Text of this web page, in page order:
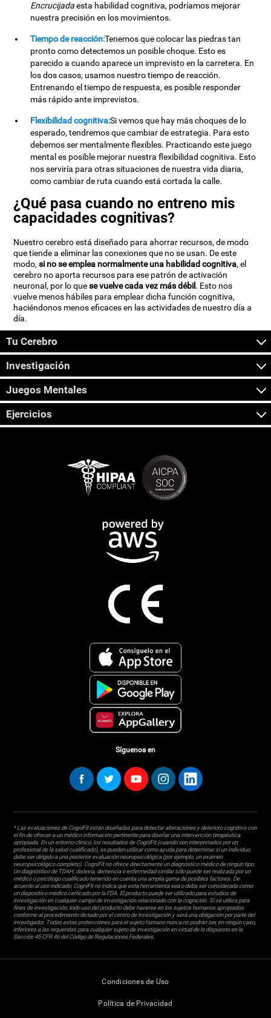
Encrucijadaesta habilidad cognitiva, podríamos mejorar
nuestra precisión en los movimientos.
Tiempo de reacción:Tenemos que colocar las piedras tan
pronto como detectemos un posible choque. Esto es
parecido a cuando aparece un imprevisto en la carretera. En
los dos casos, usamos nuestro tiempo de reacción.
Entrenando el tiempo de respuesta, es posible responder
más rápido ante imprevistos.
Flexibilidad cognitiva:Si vemos que hay más choques de lo
esperado, tendremos que cambiar de estrategia. Para esto
debemos ser mentalmente flexibles. Practicando este juego
mental es posible mejorar nuestra flexibilidad cognitiva. Esto
nos serviría para otras situaciones de nuestra vida diaria,
como cambiar de ruta cuando está cortada la calle.
¿Qué pasa cuando no entreno mis
capacidades cognitivas?
Nuestro cerebro está diseñado para ahorrar recursos, de modo
que tiende a eliminar las conexiones que no se usan. De este
modo,si no se emplea normalmente una habilidad cognitiva, el
cerebro no aporta recursos para ese patrón de activación
neuronal, por lo quese vuelve cada vez más débil . Esto nos
vuelve menos hábiles para emplear dicha función cognitiva,
haciéndonos menos eficaces en las actividades de nuestro día a
día.
Tu Cerebro
Investigación
Juegos Mentales
Ejercicios
Síguenos en
* Las evaluaciones de CogniFit están diseñadas para detectar alteraciones y deterioro cognitivo con
el fin de ofrecer a un médico información pertinente para diseñar una intervención terapéutica
apropiada. En un entorno clínico, los resultados de CogniFit (cuando son interpretados por un
profesional de la salud cualificado), se pueden utilizar como ayuda para determinar si un individuo
debe ser dirigido a una posterior evaluación neuropsicológica (por ejemplo, un examen
neuropsicológico completo). CogniFit no ofrece directamente un diagnóstico médico de ningún tipo.
Un diagnóstico de TDAH, dislexia, demencia o enfermedad similar sólo puede ser realizada por un
médico o psicólogo cualificado teniendo en cuenta una amplia gama de posibles factores. De
acuerdo al uso indicado, CogniFit no indica que esta herramienta sea o deba ser considerada como
un dispositivo médico certicado por la FDA. El producto puede ser utilizado para estudios de
investigación en cualquier campo de investigación relacionado con la cognición. Si se utiliza para
fines de investigación, todo uso del producto debe hacerse en los sujetos humanos apropiados
conforme al procedimiento dictado por el centro de investigación y será una obligación por parte del
investigador. Todas estas protecciones para el sujeto humano nunca no podrán ser, en ningún caso,
inferiores a las requeridas para cualquier sujeto de investigación en virtud de lo dispuesto en la
Sección 45 CFR 46 del Código de Regulaciones Federales.
Condiciones de Uso
Política de Privacidad